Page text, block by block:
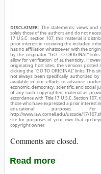
DISCLAIMER: The statements, views
solely those of the authors and do not
17 U.S.C. section 107, this material is
prior interest in receiving the included
has no affiliation whatsoever with the
by the originator. “GO TO ORIGINAL”
allow for verification of authenticity.
originating host sites, the versions
clicking the “GO TO ORIGINAL” links.
not always been specifically authorized
available in our efforts to advance
economic, democracy, scientific, and social
of any such copyrighted material as
accordance with Title 17 U.S.C. Section
those who have expressed a prior interest
educational
http://www.law.cornell.edu/uscode/17/
site for purposes of your own that go
copyright owner.
Comments are closed.
Read more